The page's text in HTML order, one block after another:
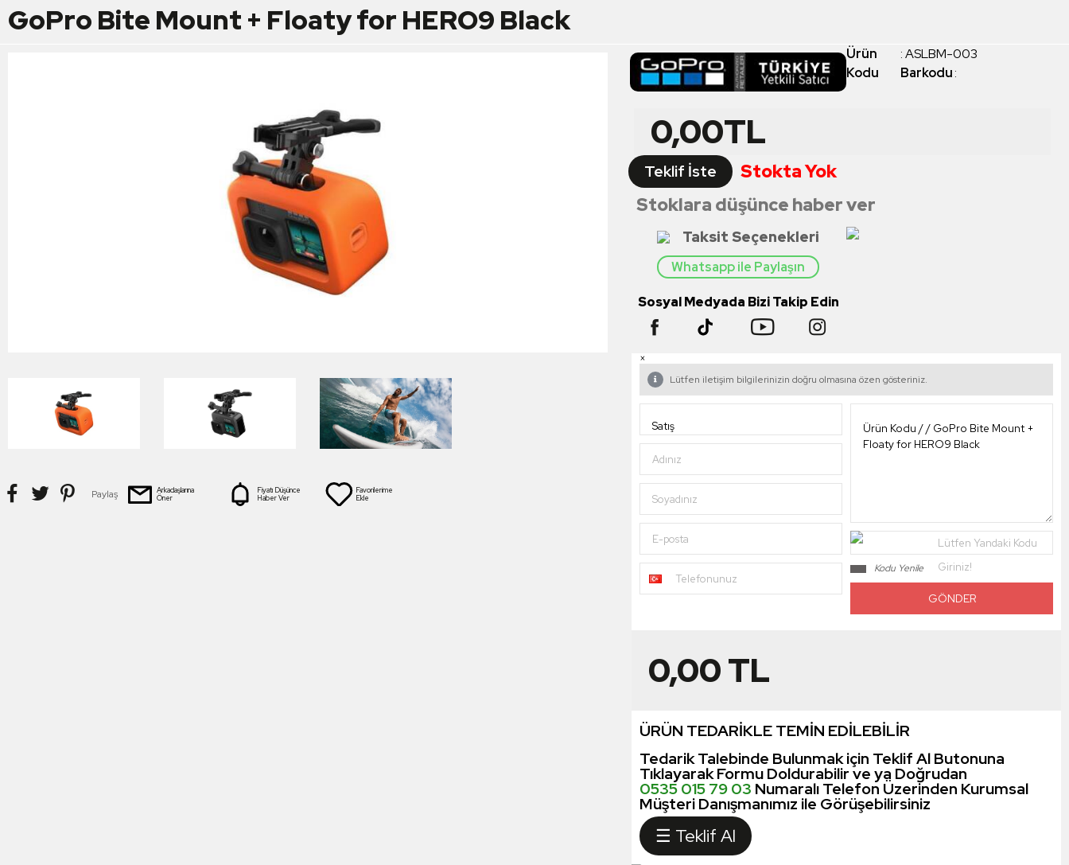
GoPro Bite Mount + Floaty for HERO9 Black
Paylaş
Arkadaşlarına
Öner
Fiyatı Düşünce
Haber Ver
Favorilerime
Ekle
Ürün
Kodu
:ASLBM-003
Barkodu:
0,00TL
Teklif İste
Stokta Yok
Stoklara düşünce haber ver
Taksit Seçenekleri
Whatsapp ile Paylaşın
Sosyal Medyada Bizi Takip Edin
×
Lütfen iletişim bilgilerinizin doğru olmasına özen gösteriniz.
Adınız
Soyadınız
E-posta
Telefonunuz
Lütfen Yandaki Kodu
Giriniz!
Kodu Yenile
0,00TL
ÜRÜN TEDARİKLE TEMİN EDİLEBİLİR
Tedarik Talebinde Bulunmak için Teklif Al Butonuna
Tıklayarak Formu Doldurabilir ve ya Doğrudan
0535 015 79 03 Numaralı Telefon Üzerinden Kurumsal
Müşteri Danışmanımız ile Görüşebilirsiniz
☰ Teklif Al